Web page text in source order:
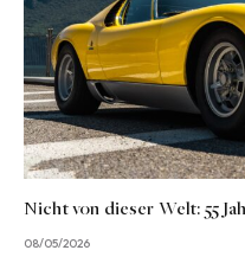
Nicht von dieser Welt: 55
08/05/2026